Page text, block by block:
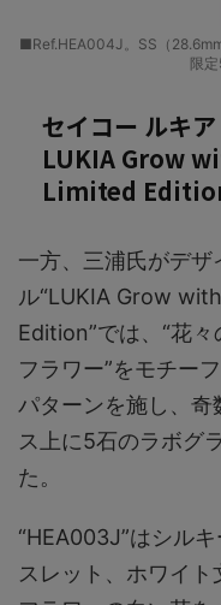
■Ref.HEA004J。SS（
限
セイコー ルキア
LUKIA Grow
Limited
一方、三浦氏がデ
ル“LUKIA Grow
Edition”では、“花
フラワー”をモチー
パターンを施し、奇
ス上に5石のラボグ
た。
“HEA003J”はシル
スレット、ホワイ